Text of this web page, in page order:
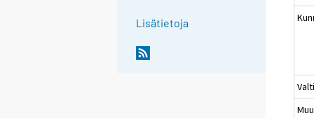
Lisätietoja